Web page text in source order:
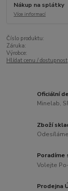
Nákup na splátky
Více informací
Číslo produktu:
Záruka:
Výrobce:
Hlídat cenu / dostupnost
Oficiální
Minelab,
Zboží
Poradíme
Volejte
Prodejna